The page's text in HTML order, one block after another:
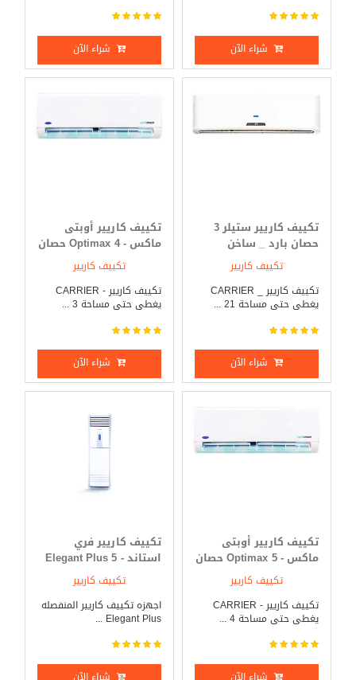
شراء الآن شراء الآن
تكييف كاريير ستيلر 3
حصان بارد _ ساخن
تكييف كاريير
تكييف كاريير _ CARRIER
يغطى حتى مساحة 21 ...
شراء الآن
تكييف كاريير أوبتى
ماكس - Optimax 4 حصان
بارد _ ساخنتكييف كاريير
تكييف كاريير - CARRIER
يغطى حتى مساحة 3 ...
شراء الآن
تكييف كاريير أوبتى
ماكس - Optimax 5 حصان
بارد _ ساخنتكييف كاريير
تكييف كاريير - CARRIER
يغطى حتى مساحة 4 ...
تكييف كاريير فري
استاند - Elegant Plus 5
حصان بارد _ ساخن
تكييف كاريير
اجهزه تكييف كاريير المنفصله
Elegant Plus ...